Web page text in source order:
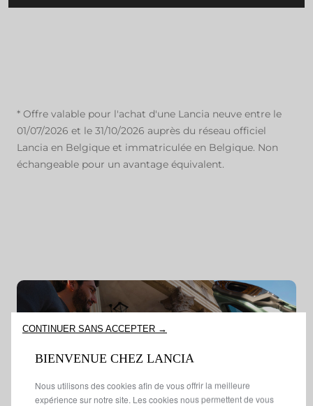
* Offre valable pour l'achat d'une Lancia neuve entre le
01/07/2026 et le 31/10/2026 auprès du réseau officiel
Lancia en Belgique et immatriculée en Belgique. Non
échangeable pour un avantage équivalent.
CONTINUER SANS ACCEPTER →
BIENVENUE CHEZ LANCIA
Nous utilisons des cookies afin de vous offrir la meilleure
expérience sur notre site. Les cookies nous permettent de vous